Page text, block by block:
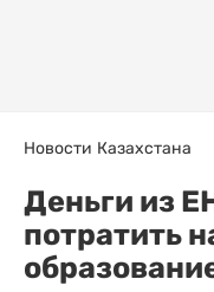
Новости Казахстана
Деньги из
потратить